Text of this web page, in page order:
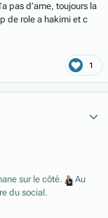
pas d’ame, toujours la
de role a hakimi et c
1
sur le côté.
Au
du social.